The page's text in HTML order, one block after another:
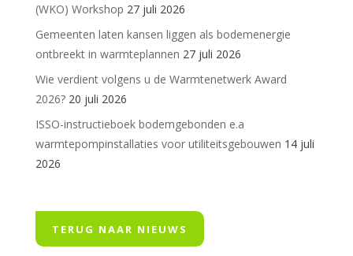
(WKO) Workshop 27 juli 2026
Gemeenten laten kansen liggen als bodemenergie
ontbreekt in warmteplannen 27 juli 2026
Wie verdient volgens u de Warmtenetwerk Award
2026? 20 juli 2026
ISSO-instructieboek bodemgebonden e.a
warmtepompinstallaties voor utiliteitsgebouwen 14 juli
2026
TERUG NAAR NIEUWS